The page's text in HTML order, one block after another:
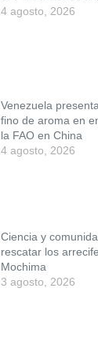
4 agosto, 2026
Venezuela
fino de aroma en
la FAO en China
4 agosto, 2026
Ciencia y
rescatar los
Mochima
3 agosto, 2026